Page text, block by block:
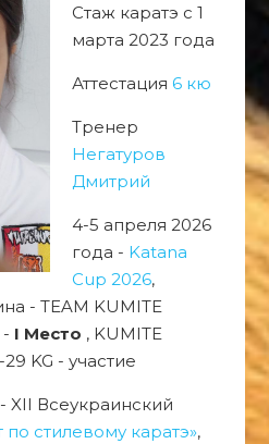
Стаж каратэ с 1
марта 2023 года
Аттестация 6 кю
Тренер
Негатуров
Дмитрий
4-5 апреля 2026
года - Katana
Cup 2026,
- TEAM KUMITE
I Место , KUMITE
KG - участие
XII Всеукраинский
стилевому каратэ»,